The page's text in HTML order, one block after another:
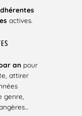
actives.
anpour
attirer
genre,